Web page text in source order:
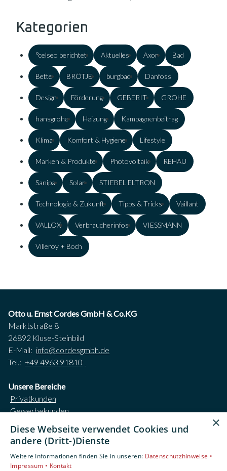
Kategorien
°celseo berichtet Aktuelles Axor Bad
Bette BRÖTJE burgbad Danfoss
Design Förderung GEBERIT GROHE
hansgrohe Heizung Kampagnenbeitrag
Klima Komfort & Hygiene Lifestyle
Marken & Produkte Photovoltaik REHAU
Sanipa Solar STIEBEL ELTRON
Technologie & Zukunft Tipps & Tricks Vaillant
VALLOX Verbraucherinfos VIESSMANN
Villeroy + Boch
Otto u. Ernst Cordes GmbH & Co.KG
Marktstraße 8
26892 Kluse-Steinbild
E-Mail: info@cordesgmbh.de
Tel.: +49 4963 91810
Unsere Bereiche
Privatkunden
Gewerbekunden
Unternehmen
Kontakt
×
Diese Webseite verwendet Cookies und
andere (Dritt-)Dienste
Weitere Informationen finden Sie in unseren: Datenschutzhinweise •
Impressum • Kontakt